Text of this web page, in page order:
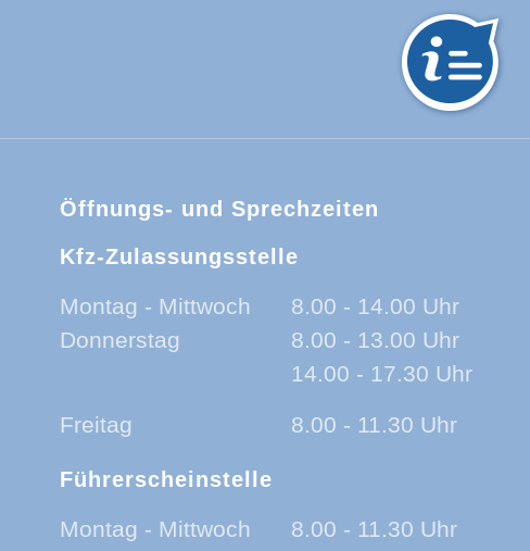
Öffnungs- und Sprechzeiten
Kfz-Zulassungsstelle
Montag - Mittwoch
8.00 - 14.00 Uhr
Donnerstag
8.00 - 13.00 Uhr
14.00 - 17.30 Uhr
Freitag 8.00 - 11.30 Uhr
Führerscheinstelle
Montag - Mittwoch
8.00 - 11.30 Uhr